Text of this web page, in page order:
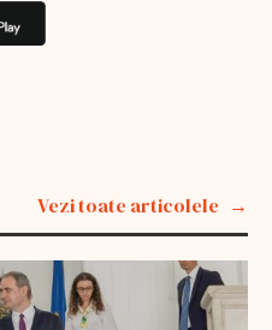
Vezi toate articolele